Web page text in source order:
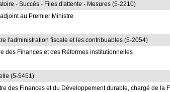
- Succès - Files d'attente - Mesures (5-2210)
au Premier Ministre
l'administration fiscale et les contribuables (5-2054)
des Finances et des Réformes institutionnelles
(5-5451)
des Finances et du Développement durable, chargé de la